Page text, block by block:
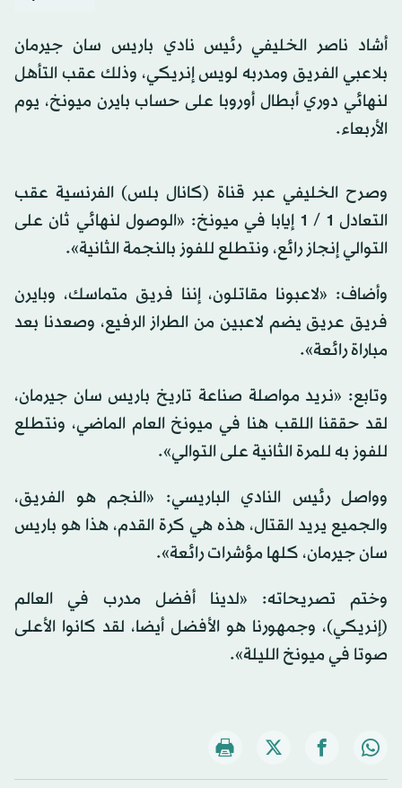
أشاد ناصر الخليفي رئيس نادي باريس سان جيرمان
بلاعبي الفريق ومدربه لويس إنريكي، وذلك عقب التأهل
لنهائي دوري أبطال أوروبا على حساب بايرن ميونخ، يوم
الأربعاء.
وصرح الخليفي عبر قناة (كانال بلس) الفرنسية عقب
التعادل 1 / 1 إيابا في ميونخ: «الوصول لنهائي ثان على
التوالي إنجاز رائع، ونتطلع للفوز بالنجمة الثانية».
وأضاف: «لاعبونا مقاتلون، إننا فريق متماسك، وبايرن
فريق عريق يضم لاعبين من الطراز الرفيع، وصعدنا بعد
مباراة رائعة».
وتابع: «نريد مواصلة صناعة تاريخ باريس سان جيرمان،
لقد حققنا اللقب هنا في ميونخ العام الماضي، ونتطلع
للفوز به للمرة الثانية على التوالي».
وواصل رئيس النادي الباريسي: «النجم هو الفريق،
والجميع يريد القتال، هذه هي كرة القدم، هذا هو باريس
سان جيرمان، كلها مؤشرات رائعة».
وختم تصريحاته: «لدينا أفضل مدرب في العالم
(إنريكي)، وجمهورنا هو الأفضل أيضا، لقد كانوا الأعلى
صوتا في ميونخ الليلة».